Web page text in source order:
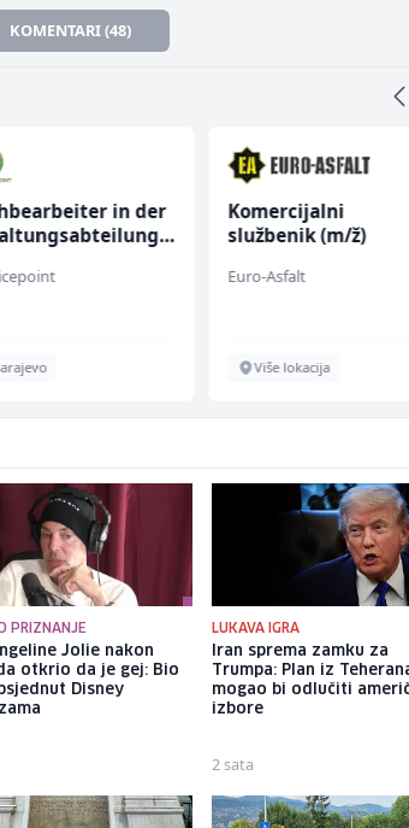
KOMENTARI (48)
in der
Komercijalni
službenik (m/ž)
Euro-Asfalt
Više lokacija
PRIZNANJE
Jolie nakon
otkrio da je gej: Bio
Disney
LUKAVA IGRA
Iran sprema zamku za
Trumpa: Plan iz
mogao bi odlučiti
izbore
2 sata